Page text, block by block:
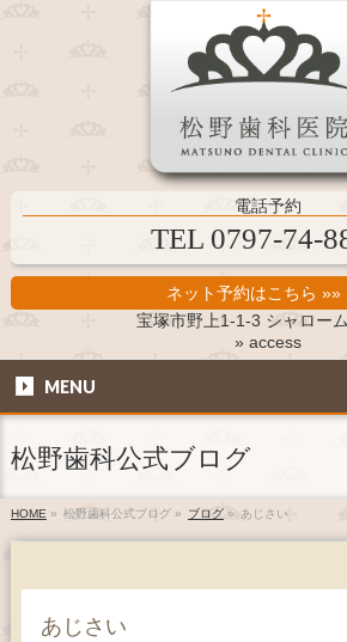
電話予約
TEL 0797-74-
ネット予約はこちら »»
宝塚市野上1-1-3 シャロー
» access
MENU
松野歯科公式ブログ
HOME » 松野歯科公式ブログ» ブログ» あじさい
あじさい